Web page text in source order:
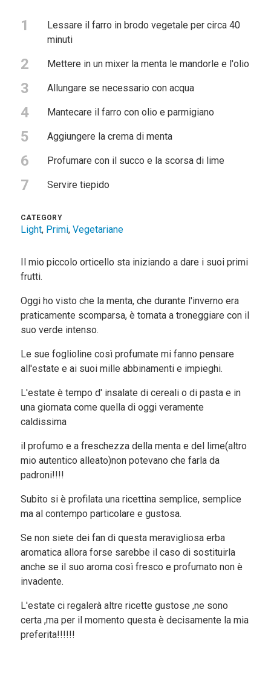
1
Lessare il farro in brodo vegetale per circa 40
minuti
2 Mettere in un mixer la menta le mandorle e l'olio
3 Allungare se necessario con acqua
4 Mantecare il farro con olio e parmigiano
5 Aggiungere la crema di menta
6 Profumare con il succo e la scorsa di lime
7 Servire tiepido
CATEGORY
Light, Primi, Vegetariane
Il mio piccolo orticello sta iniziando a dare i suoi primi
frutti.
Oggi ho visto che la menta, che durante l'inverno era
praticamente scomparsa, è tornata a troneggiare con il
suo verde intenso.
Le sue foglioline così profumate mi fanno pensare
all'estate e ai suoi mille abbinamenti e impieghi.
L'estate è tempo d' insalate di cereali o di pasta e in
una giornata come quella di oggi veramente
caldissima
il profumo e a freschezza della menta e del lime(altro
mio autentico alleato)non potevano che farla da
padroni!!!!
Subito si è profilata una ricettina semplice, semplice
ma al contempo particolare e gustosa.
Se non siete dei fan di questa meravigliosa erba
aromatica allora forse sarebbe il caso di sostituirla
anche se il suo aroma così fresco e profumato non è
invadente.
L'estate ci regalerà altre ricette gustose ,ne sono
certa ,ma per il momento questa è decisamente la mia
preferita!!!!!!